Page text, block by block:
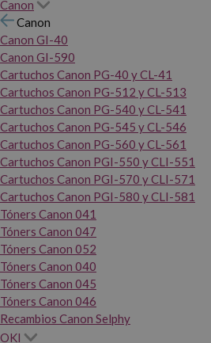
Canon
Canon
Canon GI-40
Canon GI-590
Cartuchos Canon PG-40 y CL-41
Cartuchos Canon PG-512 y CL-513
Cartuchos Canon PG-540 y CL-541
Cartuchos Canon PG-545 y CL-546
Cartuchos Canon PG-560 y CL-561
Cartuchos Canon PGI-550 y CLI-551
Cartuchos Canon PGI-570 y CLI-571
Cartuchos Canon PGI-580 y CLI-581
Tóners Canon 041
Tóners Canon 047
Tóners Canon 052
Tóners Canon 040
Tóners Canon 045
Tóners Canon 046
Recambios Canon Selphy
OKI